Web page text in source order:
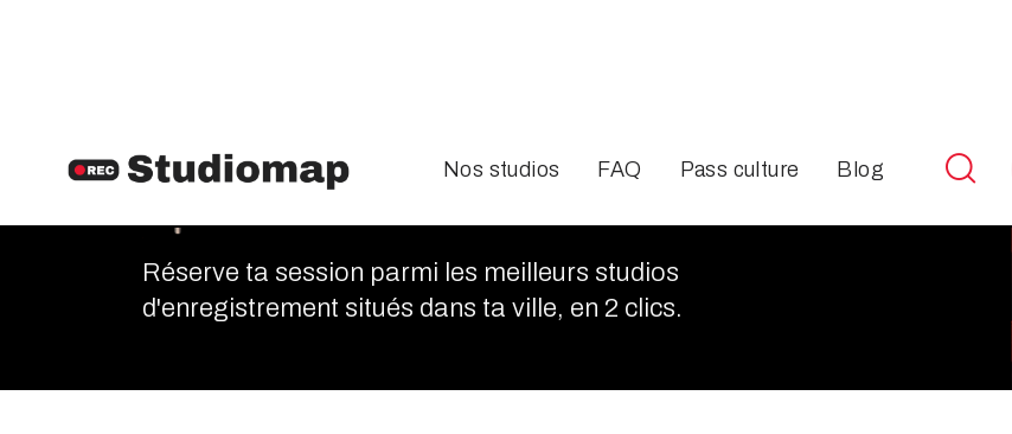
Nos studios FAQ Pass culture Blog 
Caen
Réserve ta session parmi les meilleurs studios
d'enregistrement situés dans ta ville, en 2 clics.